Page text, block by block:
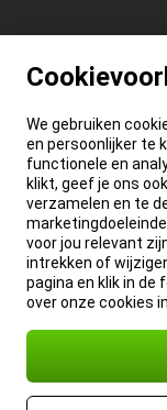
We gebruiken
en persoonlijker te
functionele en
klikt, geef je ons
verzamelen en te
voor jou relevant
intrekken of
pagina en klik in de
over onze cookies